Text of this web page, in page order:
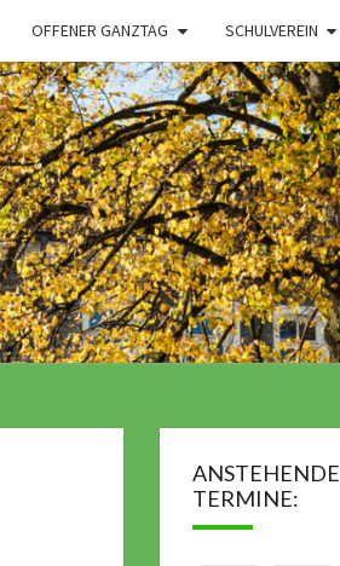
OFFENER GANZTAG SCHULVEREIN
ANSTEHENDE
TERMINE: